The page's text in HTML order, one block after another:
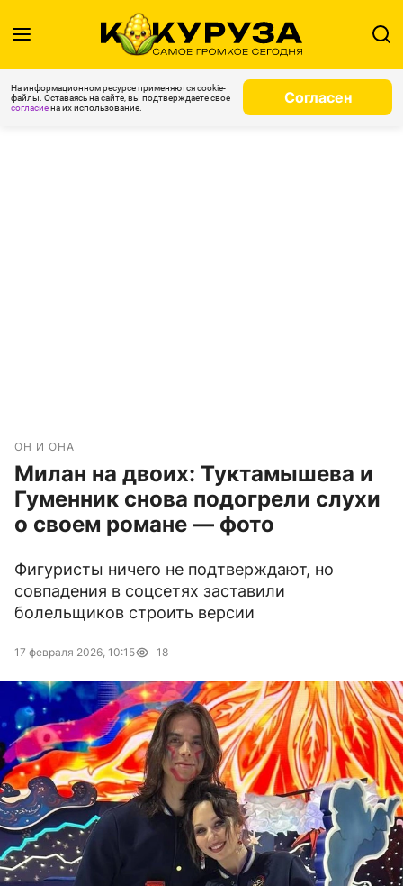
На информационном ресурсе применяются cookie-
файлы. Оставаясь на сайте, вы подтверждаете свое
согласиена их использование.
Согласен
ОН И ОНА
Милан на двоих: Туктамышева и
Гуменник снова подогрели слухи
о своем романе — фото
Фигуристы ничего не подтверждают, но
совпадения в соцсетях заставили
болельщиков строить версии
17 февраля 2026, 10:15 18